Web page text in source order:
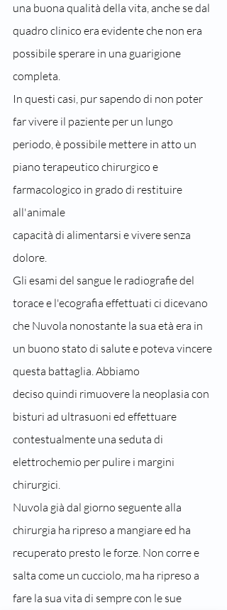
una buona qualità della vita, anche se dal
quadro clinico era evidente che non era
possibile sperare in una guarigione
completa.
In questi casi, pur sapendo di non poter
far vivere il paziente per un lungo
periodo, è possibile mettere in atto un
piano terapeutico chirurgico e
farmacologico in grado di restituire
all'animale
capacità di alimentarsi e vivere senza
dolore.
Gli esami del sangue le radiografie del
torace e l'ecografia effettuati ci dicevano
che Nuvola nonostante la sua età era in
un buono stato di salute e poteva vincere
questa battaglia. Abbiamo
deciso quindi rimuovere la neoplasia con
bisturi ad ultrasuoni ed effettuare
contestualmente una seduta di
elettrochemio per pulire i margini
chirurgici.
Nuvola già dal giorno seguente alla
chirurgia ha ripreso a mangiare ed ha
recuperato presto le forze. Non corre e
salta come un cucciolo, ma ha ripreso a
fare la sua vita di sempre con le sue